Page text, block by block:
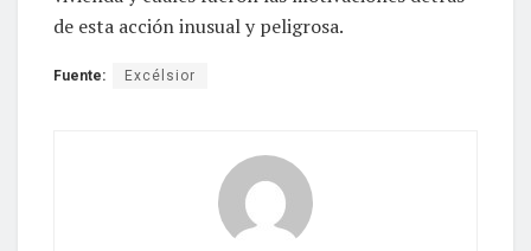
de esta acción inusual y peligrosa.
Fuente: Excélsior